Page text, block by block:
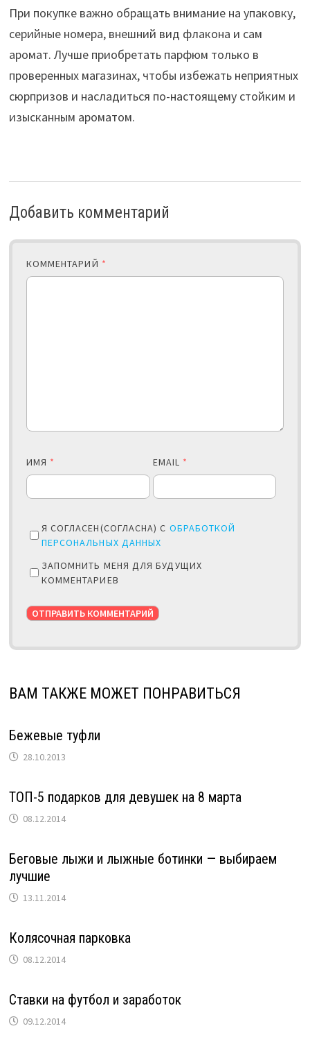
При покупке важно обращать внимание на упаковку,
серийные номера, внешний вид флакона и сам
аромат. Лучше приобретать парфюм только в
проверенных магазинах, чтобы избежать неприятных
сюрпризов и насладиться по-настоящему стойким и
изысканным ароматом.
Добавить комментарий
КОММЕНТАРИЙ *
ИМЯ * EMAIL *
Я СОГЛАСЕН(СОГЛАСНА) С ОБРАБОТКОЙ
ПЕРСОНАЛЬНЫХ ДАННЫХ
ЗАПОМНИТЬ МЕНЯ ДЛЯ БУДУЩИХ
КОММЕНТАРИЕВ
ВАМ ТАКЖЕ МОЖЕТ ПОНРАВИТЬСЯ
Бежевые туфли
28.10.2013
ТОП-5 подарков для девушек на 8 марта
08.12.2014
Беговые лыжи и лыжные ботинки — выбираем
лучшие
13.11.2014
Колясочная парковка
08.12.2014
Ставки на футбол и заработок
09.12.2014